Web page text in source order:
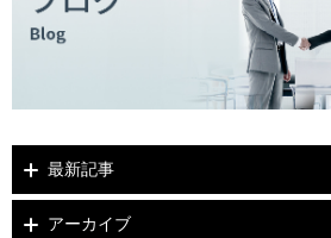
最新記事
アーカイブ